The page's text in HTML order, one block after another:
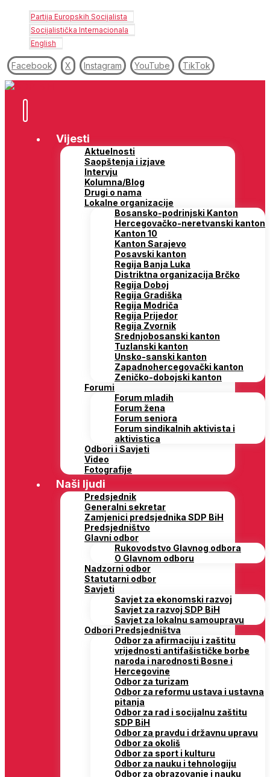
Partija Europskih Socijalista
Socijalistička Internacionala
English
Facebook X Instagram YouTube TikTok
Vijesti
Aktuelnosti
Saopštenja i izjave
Intervju
Kolumna/Blog
Drugi o nama
Lokalne organizacije
Bosansko-podrinjski Kanton
Hercegovačko-neretvanski kanton
Kanton 10
Kanton Sarajevo
Posavski kanton
Regija Banja Luka
Distriktna organizacija Brčko
Regija Doboj
Regija Gradiška
Regija Modriča
Regija Prijedor
Regija Zvornik
Srednjobosanski kanton
Tuzlanski kanton
Unsko-sanski kanton
Zapadnohercegovački kanton
Zeničko-dobojski kanton
Forumi
Forum mladih
Forum žena
Forum seniora
Forum sindikalnih aktivista i
aktivistica
Odbori i Savjeti
Video
Fotografije
Naši ljudi
Predsjednik
Generalni sekretar
Zamjenici predsjednika SDP BiH
Predsjedništvo
Glavni odbor
Rukovodstvo Glavnog odbora
O Glavnom odboru
Nadzorni odbor
Statutarni odbor
Savjeti
Savjet za ekonomski razvoj
Savjet za razvoj SDP BiH
Savjet za lokalnu samoupravu
Odbori Predsjedništva
Odbor za afirmaciju i zaštitu
vrijednosti antifašističke borbe
naroda i narodnosti Bosne i
Hercegovine
Odbor za turizam
Odbor za reformu ustava i ustavna
pitanja
Odbor za rad i socijalnu zaštitu
SDP BiH
Odbor za pravdu i državnu upravu
Odbor za okoliš
Odbor za sport i kulturu
Odbor za nauku i tehnologiju
Odbor za obrazovanje i nauku